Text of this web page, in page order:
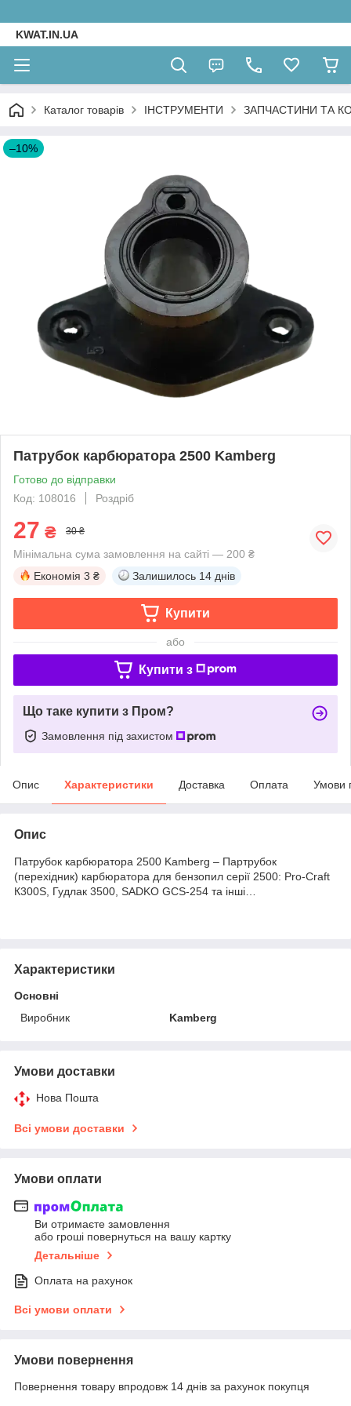
KWAT.IN.UA
Каталог товарів ІНСТРУМЕНТИ ЗАПЧАСТИНИ ТА
–10%
Патрубок карбюратора 2500 Kamberg
Готово до відправки
Код: 108016
Роздріб
27 ₴ 30 ₴
Мінімальна сума замовлення на сайті — 200 ₴
Економія 3 ₴ Залишилось 14 днів
Купити
або
Купити з
Що таке купити з Пром?
Замовлення під захистом
Опис Характеристики Доставка Оплата Умови
Опис
Патрубок карбюратора 2500 Kamberg – Партрубок
(перехідник) карбюратора для бензопил серії 2500: Pro-Craft
К300S, Гудлак 3500, SADKO GCS-254 та інші…
Характеристики
Основні
Виробник
Kamberg
Умови доставки
Нова Пошта
Всі умови доставки
Умови оплати
Ви отримаєте замовлення
або гроші повернуться на вашу картку
Детальніше
Оплата на рахунок
Всі умови оплати
Умови повернення
Повернення товару впродовж 14 днів за рахунок покупця